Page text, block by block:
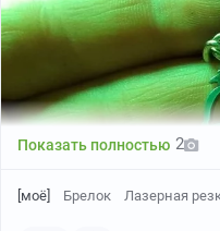
Показать полностью 2
[моё] Брелок Лазерная